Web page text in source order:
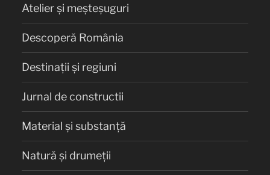
Atelier și meșteșuguri
Descoperă România
Destinații și regiuni
Jurnal de constructii
Material și substanță
Natură și drumeții